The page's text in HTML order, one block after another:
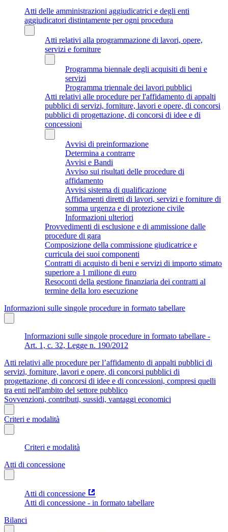
Atti delle amministrazioni aggiudicatrici e degli enti
aggiudicatori distintamente per ogni procedura
Atti relativi alla programmazione di lavori, opere,
servizi e forniture
Programma biennale degli acquisiti di beni e
servizi
Programma triennale dei lavori pubblici
Atti relativi alle procedure per l'affidamento di appalti
pubblici di servizi, forniture, lavori e opere, di concorsi
pubblici di progettazione, di concorsi di idee e di
concessioni
Avvisi di preinformazione
Determina a contrarre
Avvisi e Bandi
Avviso sui risultati delle procedure di
affidamento
Avvisi sistema di qualificazione
Affidamenti diretti di lavori, servizi e forniture di
somma urgenza e di protezione civile
Informazioni ulteriori
Provvedimenti di esclusione e di ammissione dalle
procedure di gara
Composizione della commissione giudicatrice e
curricula dei suoi componenti
Contratti di acquisto di beni e servizi di importo stimato
superiore a 1 milione di euro
Resoconti della gestione finanziaria dei contratti al
termine della loro esecuzione
Informazioni sulle singole procedure in formato tabellare
Informazioni sulle singole procedure in formato tabellare -
Art. 1, c. 32, Legge n. 190/2012
Atti relativi alle procedure per l’affidamento di appalti pubblici di
servizi, forniture, lavori e opere, di concorsi pubblici di
progettazione, di concorsi di idee e di concessioni, compresi quelli
tra enti nell'ambito del settore pubblico
Sovvenzioni, contributi, sussidi, vantaggi economici
Criteri e modalità
Criteri e modalità
Atti di concessione
Atti di concessione
Atti di concessione - in formato tabellare
Bilanci